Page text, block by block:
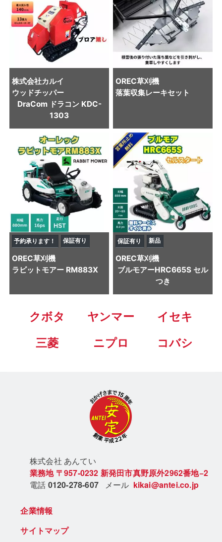
株式会社カルイ
ウッドチッパー
DraCom ドラコン KDC-
1303
OREC草刈機
落葉収集レーキセット
予約承ります！ 保証有り
OREC草刈機
ラビットモアー RM883X
保証有り 新品
OREC草刈機
ブルモアーHRC665S セル
つき
クボタ ヤンマー
イセキ
三菱
ニプロ コバシ
株式会社 あんてい
業務地 〒957-0232 新発田市真野原外2962番地−2
電話 0120-278-607 メール kikai@antei.co.jp
企業情報
サイトマップ